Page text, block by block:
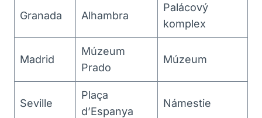
Granada Alhambra
Palácový
komplex
Madrid
Múzeum
Prado
Múzeum
Seville
Plaça
d’Espanya
Námestie